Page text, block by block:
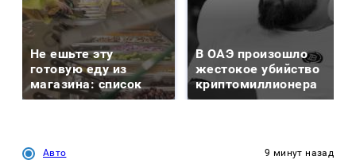
Не ешьте эту
готовую еду из
магазина: список
В ОАЭ произошло
жестокое убийство
криптомиллионера
Авто 9 минут назад